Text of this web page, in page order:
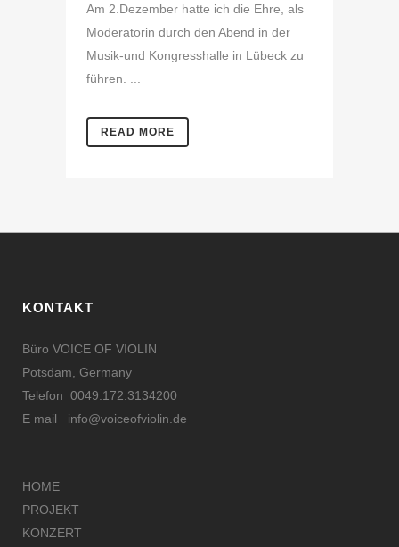
Am 2.Dezember hatte ich die Ehre, als
Moderatorin durch den Abend in der
Musik-und Kongresshalle in Lübeck zu
führen. ...
READ MORE
KONTAKT
Büro VOICE OF VIOLIN
Potsdam, Germany
Telefon 0049.172.3134200
E mail info@voiceofviolin.de
HOME
PROJEKT
KONZERT